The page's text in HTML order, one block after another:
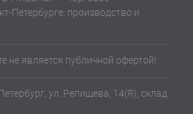
Петербурге: производство и
не является публичной офертой!
ул. Репищева, 14(Я), склад